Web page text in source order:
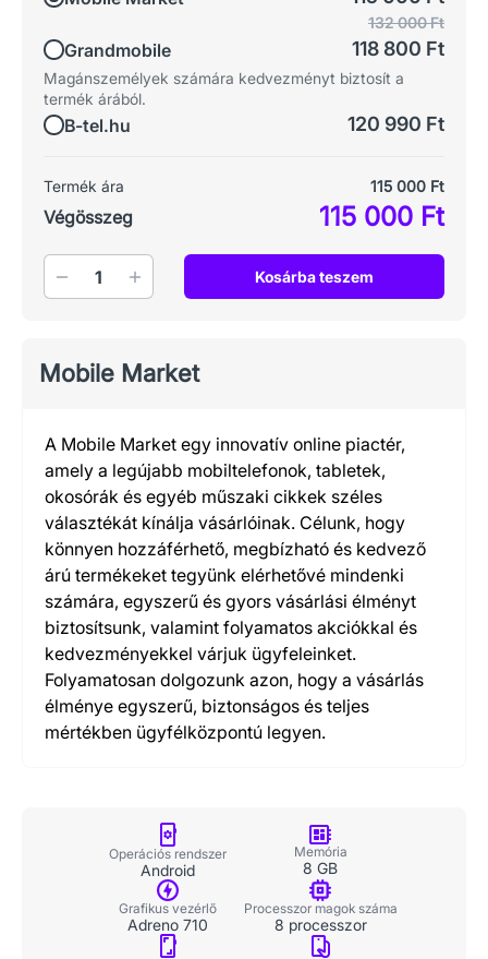
Grandmobile
132 000 Ft
118 800 Ft
Magánszemélyek számára kedvezményt biztosít a
termék árából.
B-tel.hu 120 990 Ft
Termék ára 115 000 Ft
Végösszeg 115 000 Ft
Mennyiség Kosárba teszem
Mobile Market
A Mobile Market egy innovatív online piactér,
amely a legújabb mobiltelefonok, tabletek,
okosórák és egyéb műszaki cikkek széles
választékát kínálja vásárlóinak. Célunk, hogy
könnyen hozzáférhető, megbízható és kedvező
árú termékeket tegyünk elérhetővé mindenki
számára, egyszerű és gyors vásárlási élményt
biztosítsunk, valamint folyamatos akciókkal és
kedvezményekkel várjuk ügyfeleinket.
Folyamatosan dolgozunk azon, hogy a vásárlás
élménye egyszerű, biztonságos és teljes
mértékben ügyfélközpontú legyen.
Operációs rendszer
Android
Memória
8 GB
Grafikus vezérlő
Adreno 710
Processzor magok száma
8 processzor